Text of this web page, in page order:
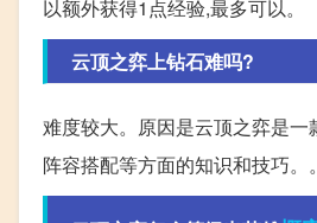
以额外获得1点经验,最多可以。
云顶之弈上钻石难吗?
难度较大。原因是云顶之弈是
阵容搭配等方面的知识和技巧。。